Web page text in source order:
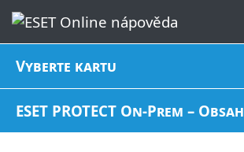
Vyberte kartu
ESET PROTECT On-Prem – Obsah